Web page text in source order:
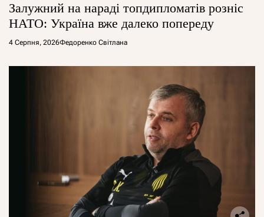
Залужний на нараді топдипломатів розніс
НАТО: Україна вже далеко попереду
4 Серпня, 2026Федоренко Світлана